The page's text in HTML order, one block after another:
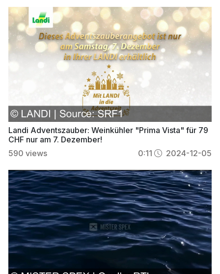
Landi Adventszauber: Weinkühler "Prima Vista" für 79
CHF nur am 7. Dezember!
590 views 0:11 2024-12-05